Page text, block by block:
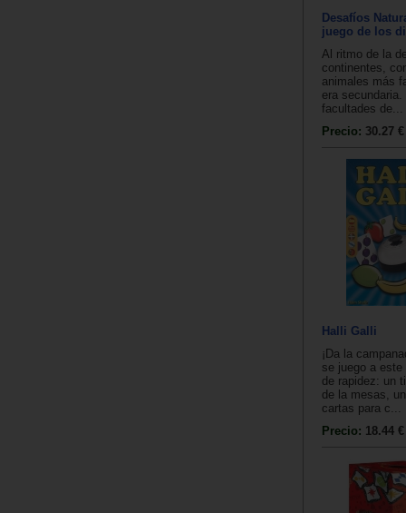
Desafíos
juego de los
Al ritmo de la
continentes,
animales más
era
facultades de...
Precio: 30.27 €
Halli Galli
¡Da la
se juego a
de rapidez: un
de la mesas,
cartas para c...
Precio: 18.44 €